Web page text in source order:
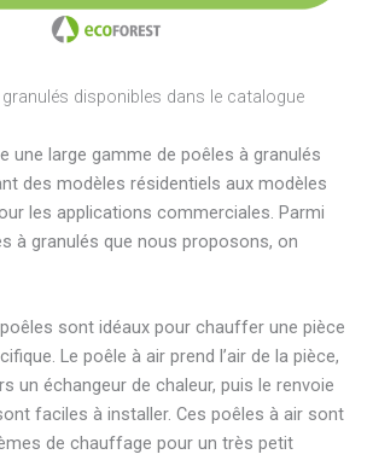
disponibles dans le catalogue
une large gamme de poêles à granulés
des modèles résidentiels aux modèles
les applications commerciales. Parmi
à granulés que nous proposons, on
sont idéaux pour chauffer une pièce
Le poêle à air prend l’air de la pièce,
un échangeur de chaleur, puis le renvoie
faciles à installer. Ces poêles à air sont
de chauffage pour un très petit